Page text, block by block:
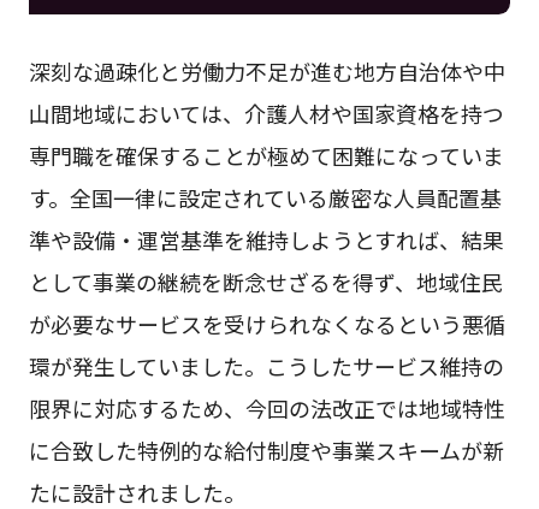
深刻な過疎化と労働力不足が進む地方自治体や中
山間地域においては、介護人材や国家資格を持つ
専門職を確保することが極めて困難になっていま
す。全国一律に設定されている厳密な人員配置基
準や設備・運営基準を維持しようとすれば、結果
として事業の継続を断念せざるを得ず、地域住民
が必要なサービスを受けられなくなるという悪循
環が発生していました。こうしたサービス維持の
限界に対応するため、今回の法改正では地域特性
に合致した特例的な給付制度や事業スキームが新
たに設計されました。